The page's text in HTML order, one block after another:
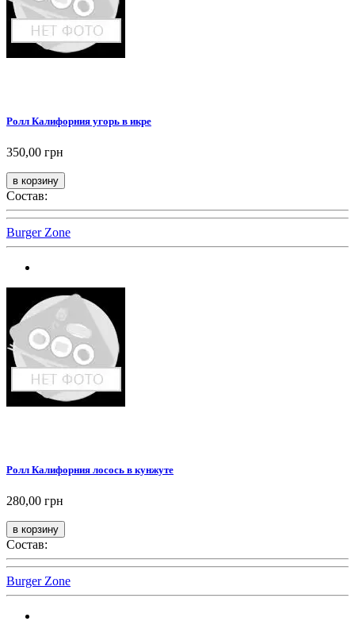
Ролл Калифорния угорь в икре
350,00 грн
Состав:
Burger Zone
Ролл Калифорния лосось в кунжуте
280,00 грн
Состав:
Burger Zone